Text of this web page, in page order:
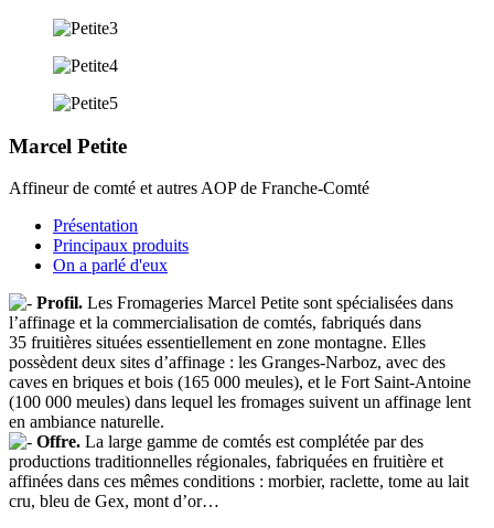
Marcel Petite
Affineur de comté et autres AOP de Franche-Comté
Présentation
Principaux produits
On a parlé d'eux
Profil. Les Fromageries Marcel Petite sont spécialisées dans
l’affinage et la commercialisation de comtés, fabriqués dans
35 fruitières situées essentiellement en zone montagne. Elles
possèdent deux sites d’affinage : les Granges-Narboz, avec des
caves en briques et bois (165 000 meules), et le Fort Saint-Antoine
(100 000 meules) dans lequel les fromages suivent un affinage lent
en ambiance naturelle.
Offre. La large gamme de comtés est complétée par des
productions traditionnelles régionales, fabriquées en fruitière et
affinées dans ces mêmes conditions : morbier, raclette, tome au lait
cru, bleu de Gex, mont d’or…